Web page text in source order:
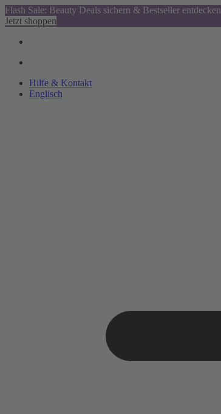
Flash Sale: Beauty Deals sichern & Bestseller entdecken
Jetzt shoppen
Hilfe & Kontakt
Englisch